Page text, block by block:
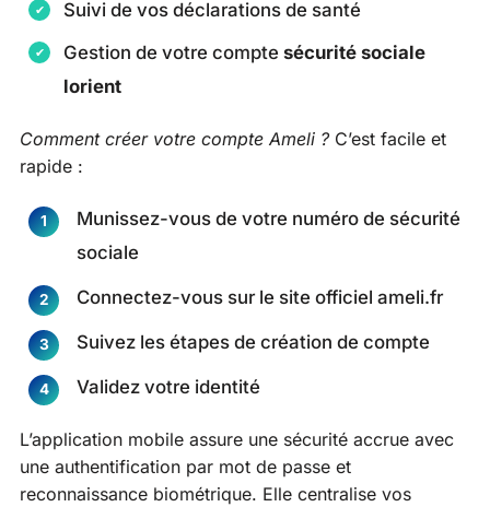
Suivi de vos déclarations de santé
Gestion de votre compte sécurité sociale
lorient
Comment créer votre compte Ameli ? C’est facile et
rapide :
Munissez-vous de votre numéro de sécurité
sociale
Connectez-vous sur le site officiel ameli.fr
Suivez les étapes de création de compte
Validez votre identité
L’application mobile assure une sécurité accrue avec
une authentification par mot de passe et
reconnaissance biométrique. Elle centralise vos